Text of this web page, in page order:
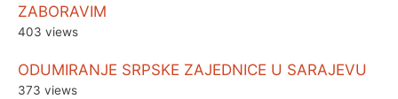
ZABORAVIM
403 views
ODUMIRANJE SRPSKE ZAJEDNICE U SARAJEVU
373 views